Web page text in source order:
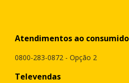
Atendimentos ao
0800-283-0872 - Opção 2
Televendas